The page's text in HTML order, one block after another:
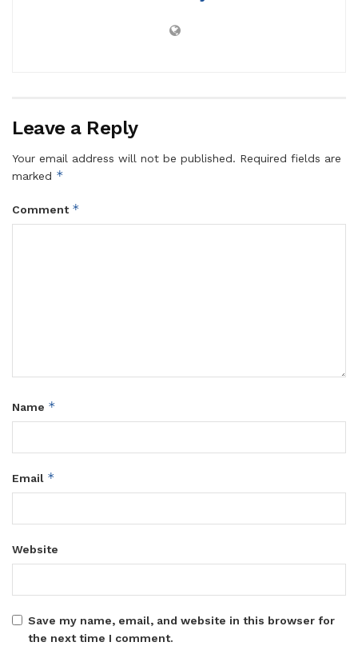
Leave a Reply
Your email address will not be published. Required fields are
marked *
Comment *
Name *
Email *
Website
Save my name, email, and website in this browser for
the next time I comment.